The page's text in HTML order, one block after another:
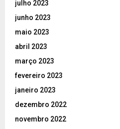
julho 2023
junho 2023
maio 2023
abril 2023
março 2023
fevereiro 2023
janeiro 2023
dezembro 2022
novembro 2022